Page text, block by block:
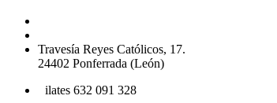
Travesía Reyes Católicos, 17.
24402 Ponferrada (León)
ilates 632 091 328